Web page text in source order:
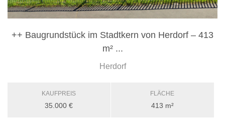
++ Baugrundstück im Stadtkern von Herdorf – 413
m² ...
Herdorf
KAUFPREIS
35.000 €
FLÄCHE
413 m²